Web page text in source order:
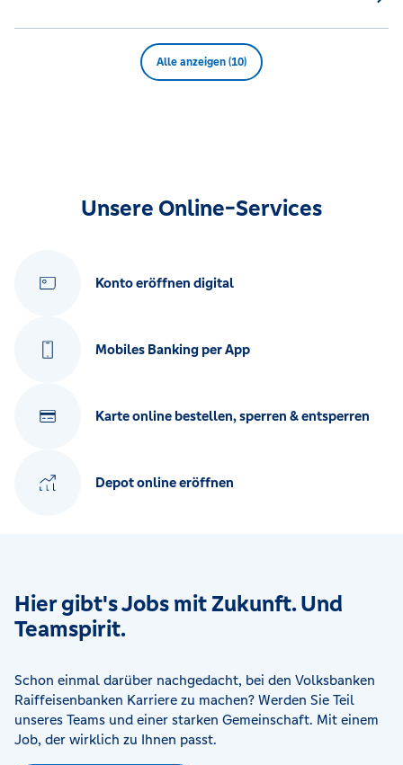
Alle anzeigen (10)
Unsere Online-Services
Konto eröffnen digital
Mobiles Banking per App
Karte online bestellen, sperren & entsperren
Depot online eröffnen
Hier gibt's Jobs mit Zukunft. Und
Teamspirit.
Schon einmal darüber nachgedacht, bei den Volksbanken
Raiffeisenbanken Karriere zu machen? Werden Sie Teil
unseres Teams und einer starken Gemeinschaft. Mit einem
Job, der wirklich zu Ihnen passt.